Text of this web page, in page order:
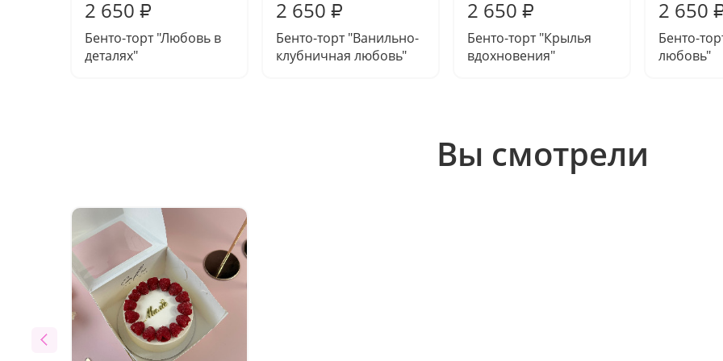
2 650 ₽
Бенто-торт "Любовь в
деталях"
2 650 ₽
Бенто-торт "Ванильно-
клубничная любовь"
2 650 ₽
Бенто-торт "Крылья
вдохновения"
2 650
Бенто-
любовь"
Вы смотрели